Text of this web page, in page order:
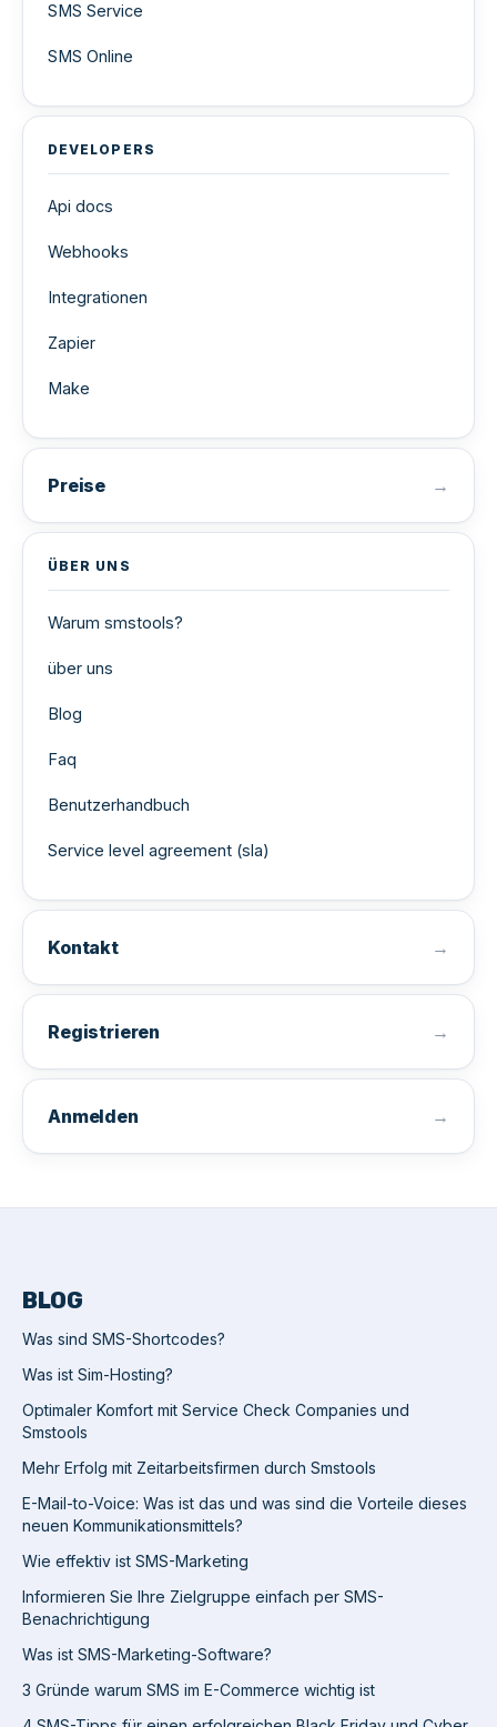
SMS Service
SMS Online
DEVELOPERS
Api docs
Webhooks
Integrationen
Zapier
Make
Preise
ÜBER UNS
Warum smstools?
über uns
Blog
Faq
Benutzerhandbuch
Service level agreement (sla)
Kontakt
Registrieren
Anmelden
BLOG
Was sind SMS-Shortcodes?
Was ist Sim-Hosting?
Optimaler Komfort mit Service Check Companies und
Smstools
Mehr Erfolg mit Zeitarbeitsfirmen durch Smstools
E-Mail-to-Voice: Was ist das und was sind die Vorteile dieses
neuen Kommunikationsmittels?
Wie effektiv ist SMS-Marketing
Informieren Sie Ihre Zielgruppe einfach per SMS-
Benachrichtigung
Was ist SMS-Marketing-Software?
3 Gründe warum SMS im E-Commerce wichtig ist